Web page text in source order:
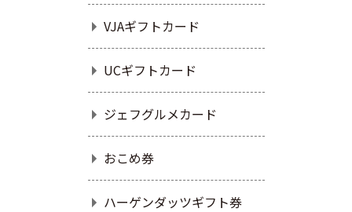
VJAギフトカード
UCギフトカード
ジェフグルメカード
おこめ券
ハーゲンダッツギフト券